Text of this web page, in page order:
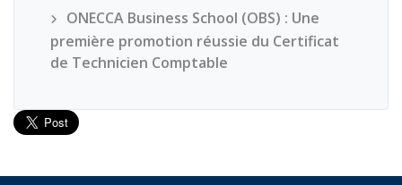
ONECCA Business School (OBS) : Une
première promotion réussie du Certificat
de Technicien Comptable